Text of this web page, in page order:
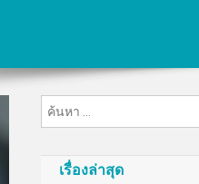
เรื่องล่าสุด